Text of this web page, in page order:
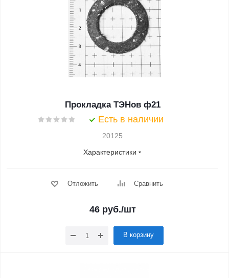
Прокладка ТЭНов ф21
Есть в наличии
20125
Характеристики
Отложить Сравнить
46 руб./шт
В корзину